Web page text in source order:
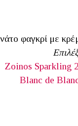
φαγκρί με
Zoinos Sparkling
Blanc de